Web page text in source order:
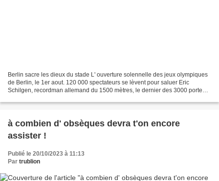
Berlin sacre les dieux du stade L' ouverture solennelle des jeux olympiques
de Berlin, le 1er aout. 120 000 spectateurs se lèvent pour saluer Eric
Schilgen, recordman allemand du 1500 mètres, le dernier des 3000 porteurs
à combien d' obsèques devra t'on encore
assister !
Publié le 20/10/2023 à 11:13
Par trublion